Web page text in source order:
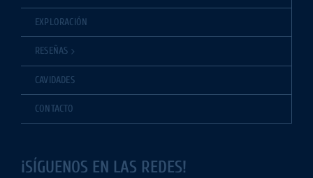
EXPLORACIÓN
RESEÑAS
CAVIDADES
CONTACTO
¡SÍGUENOS EN LAS REDES!